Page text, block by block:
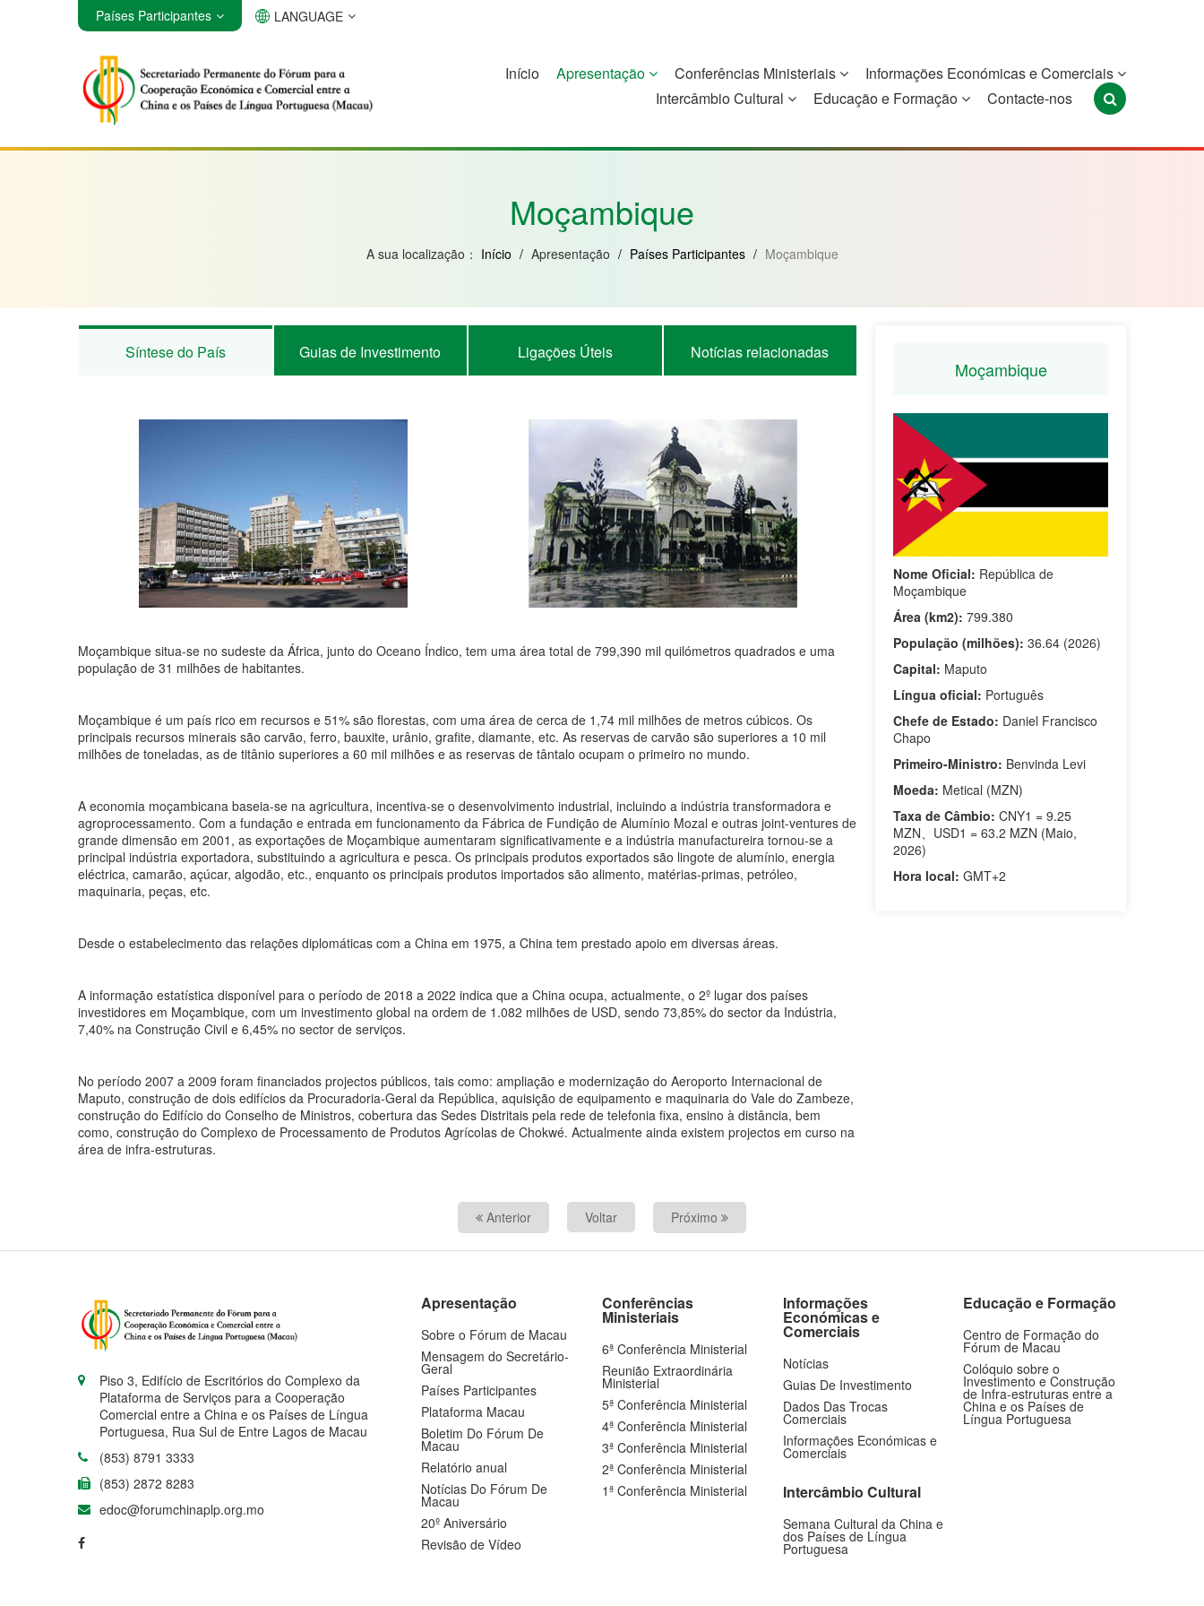
Angola Brasil Cabo Verde Guiné Equatorial Moçambique Portugal
São Tomé e
Timor-Leste
Países Participantes LANGUAGE
Início Apresentação Conferências Ministeriais
Informações Económicas e Comerciais
Intercâmbio Cultural
Educação e Formação Contacte-nos
Moçambique
A sua localização： Início / Apresentação / Países Participantes / Moçambique
Moçambique
Nome Oficial: República de
Moçambique
Área (km2): 799.380
População (milhões): 36.64 (2026)
Capital: Maputo
Língua oficial: Português
Chefe de Estado: Daniel Francisco
Chapo
Primeiro-Ministro: Benvinda Levi
Moeda: Metical (MZN)
Taxa de Câmbio: CNY1 = 9.25
MZN、USD1 = 63.2 MZN (Maio,
2026)
Hora local: GMT+2
Síntese do País Guias de Investimento Ligações Úteis Notícias relacionadas
Moçambique situa-se no sudeste da África, junto do Oceano Índico, tem uma área total de 799,390 mil quilómetros quadrados e uma
população de 31 milhões de habitantes.
Moçambique é um país rico em recursos e 51% são florestas, com uma área de cerca de 1,74 mil milhões de metros cúbicos. Os
principais recursos minerais são carvão, ferro, bauxite, urânio, grafite, diamante, etc. As reservas de carvão são superiores a 10 mil
milhões de toneladas, as de titânio superiores a 60 mil milhões e as reservas de tântalo ocupam o primeiro no mundo.
A economia moçambicana baseia-se na agricultura, incentiva-se o desenvolvimento industrial, incluindo a indústria transformadora e
agroprocessamento. Com a fundação e entrada em funcionamento da Fábrica de Fundição de Alumínio Mozal e outras joint-ventures de
grande dimensão em 2001, as exportações de Moçambique aumentaram significativamente e a indústria manufactureira tornou-se a
principal indústria exportadora, substituindo a agricultura e pesca. Os principais produtos exportados são lingote de alumínio, energia
eléctrica, camarão, açúcar, algodão, etc., enquanto os principais produtos importados são alimento, matérias-primas, petróleo,
maquinaria, peças, etc.
Desde o estabelecimento das relações diplomáticas com a China em 1975, a China tem prestado apoio em diversas áreas.
A informação estatística disponível para o período de 2018 a 2022 indica que a China ocupa, actualmente, o 2º lugar dos países
investidores em Moçambique, com um investimento global na ordem de 1.082 milhões de USD, sendo 73,85% do sector da Indústria,
7,40% na Construção Civil e 6,45% no sector de serviços.
No período 2007 a 2009 foram financiados projectos públicos, tais como: ampliação e modernização do Aeroporto Internacional de
Maputo, construção de dois edifícios da Procuradoria-Geral da República, aquisição de equipamento e maquinaria do Vale do Zambeze,
construção do Edifício do Conselho de Ministros, cobertura das Sedes Distritais pela rede de telefonia fixa, ensino à distância, bem
como, construção do Complexo de Processamento de Produtos Agrícolas de Chokwé. Actualmente ainda existem projectos em curso na
área de infra-estruturas.
Anterior Voltar Próximo
Piso 3, Edifício de Escritórios do Complexo da
Plataforma de Serviços para a Cooperação
Comercial entre a China e os Países de Língua
Portuguesa, Rua Sul de Entre Lagos de Macau
(853) 8791 3333
(853) 2872 8283
edoc@forumchinaplp.org.mo
Apresentação
Sobre o Fórum de Macau
Mensagem do Secretário-
Geral
Países Participantes
Plataforma Macau
Boletim Do Fórum De
Macau
Relatório anual
Notícias Do Fórum De
Macau
20º Aniversário
Revisão de Vídeo
Conferências
Ministeriais
6ª Conferência Ministerial
Reunião Extraordinária
Ministerial
5ª Conferência Ministerial
4ª Conferência Ministerial
3ª Conferência Ministerial
2ª Conferência Ministerial
1ª Conferência Ministerial
Informações
Económicas e
Comerciais
Notícias
Guias De Investimento
Dados Das Trocas
Comerciais
Informações Económicas e
Comerciais
Intercâmbio Cultural
Semana Cultural da China e
dos Países de Língua
Portuguesa
Educação e Formação
Centro de Formação do
Fórum de Macau
Colóquio sobre o
Investimento e Construção
de Infra-estruturas entre a
China e os Países de
Língua Portuguesa